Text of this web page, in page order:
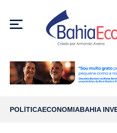
MENU
POLÍTICAECONOMIABAHIA